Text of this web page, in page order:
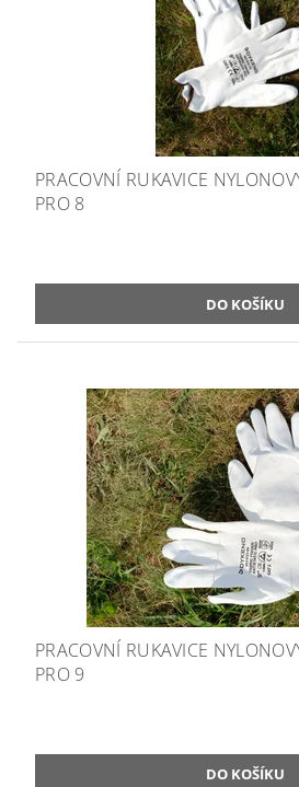
PRACOVNÍ RUKAVICE
PRO 8
PRACOVNÍ RUKAVICE
PRO 9